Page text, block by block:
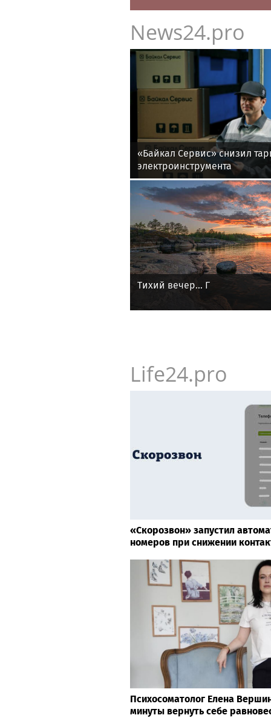
News24.pro
«Байкал Сервис» снизил
электроинструмента
Тихий вечер... Г
Life24.pro
«Скорозвон» запустил
номеров при снижении
Психосоматолог Елена
минуты вернуть себе